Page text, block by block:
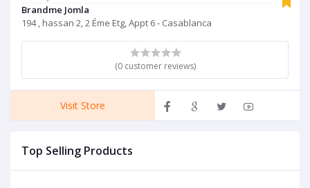
Brandme Jomla
194 , hassan 2, 2 Éme Etg, Appt 6 - Casablanca
(0 customer reviews)
Visit Store
Top Selling Products